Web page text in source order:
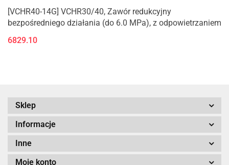
[VCHR40-14G] VCHR30/40, Zawór redukcyjny
bezpośredniego działania (do 6.0 MPa), z odpowietrzaniem
6829.10
Sklep
Informacje
Inne
Moje konto